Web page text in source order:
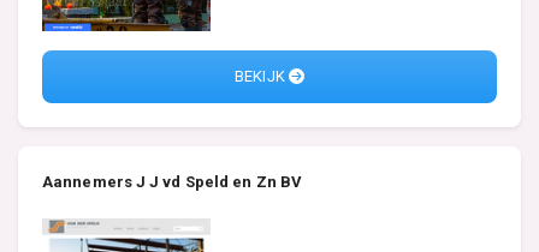
BEKIJK
Aannemers J J vd Speld en Zn BV